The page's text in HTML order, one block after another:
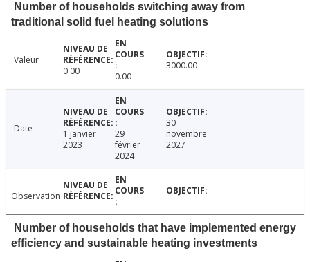
Number of households switching away from
traditional solid fuel heating solutions
Valeur
0.00
0.00
3000.00
Date
1 janvier
2023
29
février
2024
30
novembre
2027
Observation
Number of households that have implemented energy
efficiency and sustainable heating investments